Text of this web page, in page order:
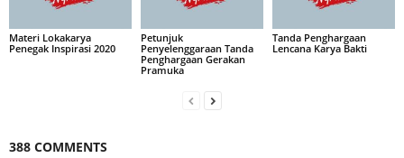
Materi Lokakarya
Penegak Inspirasi 2020
Petunjuk
Penyelenggaraan Tanda
Penghargaan Gerakan
Pramuka
Tanda Penghargaan
Lencana Karya Bakti
388 COMMENTS